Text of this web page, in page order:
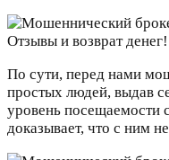
По сути, перед нами
простых людей, выдав
уровень посещаемости
доказывает, что с ним